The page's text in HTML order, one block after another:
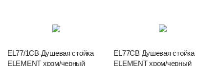
EL77/1CB Душевая стойка
ELEMENT хром/черный
EL77CB Душевая стойка
ELEMENT хром/черный